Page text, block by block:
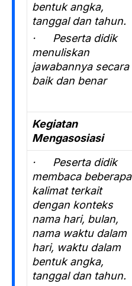
bentuk angka,
tanggal dan tahun.
· Peserta didik
menuliskan
jawabannya secara
baik dan benar
Kegiatan
Mengasosiasi
· Peserta didik
membaca beberapa
kalimat terkait
dengan konteks
nama hari, bulan,
nama waktu dalam
hari, waktu dalam
bentuk angka,
tanggal dan tahun.